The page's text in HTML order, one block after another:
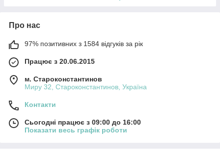
Про нас
97% позитивних з 1584 відгуків за рік
Працює з 20.06.2015
м. Староконстантинов
Миру 32, Староконстантинов, Україна
Контакти
Сьогодні працює з 09:00 до 16:00
Показати весь графік роботи